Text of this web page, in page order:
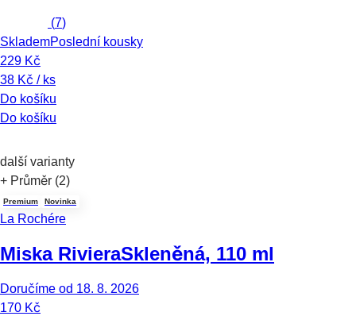
(7)
SklademPoslední kousky
229 Kč
38 Kč / ks
Do košíku
Do košíku
další varianty
+ Průměr (2)
Premium Novinka
La Rochére
Miska RivieraSkleněná, 110 ml
Doručíme od 18. 8. 2026
170 Kč